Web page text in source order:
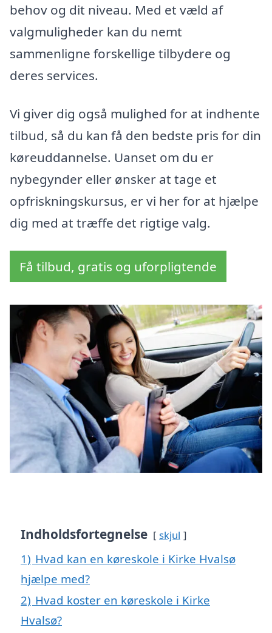
behov og dit niveau. Med et væld af
valgmuligheder kan du nemt
sammenligne forskellige tilbydere og
deres services.
Vi giver dig også mulighed for at indhente
tilbud, så du kan få den bedste pris for din
køreuddannelse. Uanset om du er
nybegynder eller ønsker at tage et
opfriskningskursus, er vi her for at hjælpe
dig med at træffe det rigtige valg.
Få tilbud, gratis og uforpligtende
Indholdsfortegnelse skjul
1) Hvad kan en køreskole i Kirke Hvalsø
hjælpe med?
2) Hvad koster en køreskole i Kirke
Hvalsø?